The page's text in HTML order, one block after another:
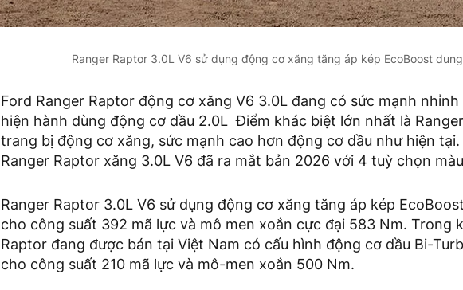
Ranger Raptor 3.0L V6 sử dụng động cơ xăng tăng áp kép EcoBoost
Ford Ranger Raptor động cơ xăng V6 3.0L đang có sức mạnh
hiện hành dùng động cơ dầu 2.0L Điểm khác biệt lớn nhất là
trang bị động cơ xăng, sức mạnh cao hơn động cơ dầu như hiện tại.
Ranger Raptor xăng 3.0L V6 đã ra mắt bản 2026 với 4 tuỳ chọn
Ranger Raptor 3.0L V6 sử dụng động cơ xăng tăng áp kép
cho công suất 392 mã lực và mô men xoắn cực đại 583 Nm. Trong
Raptor đang được bán tại Việt Nam có cấu hình động cơ dầu Bi-
cho công suất 210 mã lực và mô-men xoắn 500 Nm.